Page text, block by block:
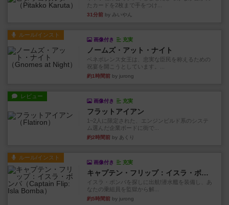
たカードを2枚まで手をつけ...
31分前 by みいやん
ルール/インスト
画像付き 充実
ノームズ・アット・ナイト
ベネボレンス女王は、忠実な臣民を称えるための
祝宴を開こうとしています。...
約1時間前 by jurong
レビュー
画像付き 充実
フラットアイアン
1~2人に限定された、エンジンビルド系のシステ
ム選んだ企業ボードに街で...
約2時間前 by あくり
ルール/インスト
画像付き 充実
キャプテン・フリップ：イスラ・ボンバ
イスラ・ボンバを探しに出航!潜水艦を装備し、あ
なたの乗組員を監獄から解...
約5時間前 by jurong